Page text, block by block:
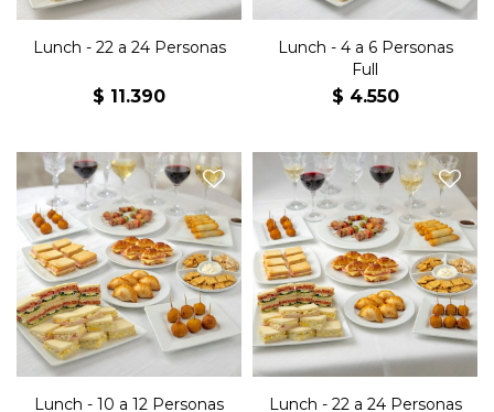
Lunch - 22 a 24 Personas
$ 11.390
Lunch - 4 a 6 Personas
Full
$ 4.550
24 sándwiches jamón y
queso, 24 sándwiches
olímpicos, 24 sándwiches
surtidos, 16 jesuitas jamón y
queso, 16 medialunitas
jamón y queso, 16
empanaditas, 20 villaroi, 20
arrolladitos primavera, 20
mini brochettes, 1 snack
horneado x3 y 1 Kg de
masitas.
Lunch - 10 a 12 Personas
48 sándwiches jamón y
queso, 48 sándwiches
olímpicos, 48 sándwiches
surtidos, 32 jesuitas jamón y
queso, 32 medialunitas
jamón y queso, 32
empanaditas, 40 villaroi, 40
arrolladitos primavera, 40
mini brochettes, 2 snack
horneado x3 y 2 Kg de
masitas.
Lunch - 22 a 24 Personas